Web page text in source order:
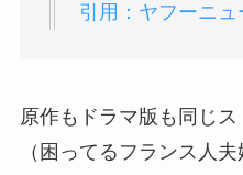
引用：ヤフーニュ
原作もドラマ版も同じ
（困ってるフランス人